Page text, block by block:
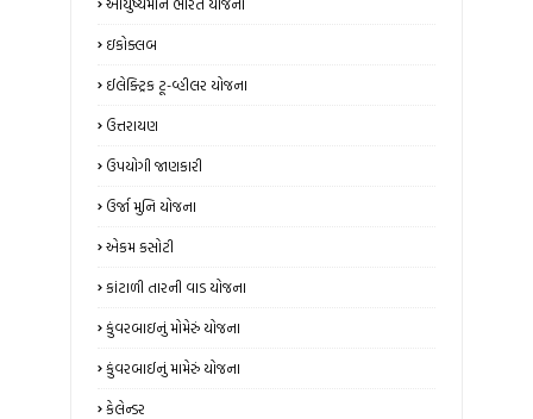
ઇકોક્લબ
ઈલેક્ટ્રિક ટૂ-વ્હીલર યોજના
ઉત્તરાયણ
ઉપયોગી જાણકારી
ઉર્જા મુનિ યોજના
એકમ કસોટી
કાંટાળી તારની વાડ યોજના
કુંવરબાઇનું મોમેરું યોજના
કુંવરબાઈનું મામેરું યોજના
કેલેન્ડર